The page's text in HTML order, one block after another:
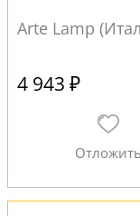
Arte Lamp
4 943 ₽